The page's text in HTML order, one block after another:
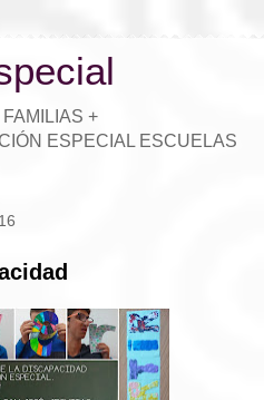
+
ESPECIAL ESCUELAS